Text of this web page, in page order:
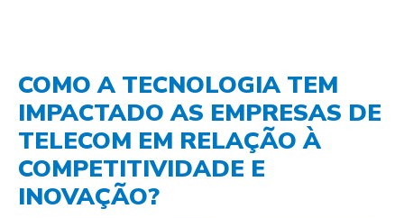
COMO A TECNOLOGIA TEM
IMPACTADO AS EMPRESAS DE
TELECOM EM RELAÇÃO À
COMPETITIVIDADE E
INOVAÇÃO?